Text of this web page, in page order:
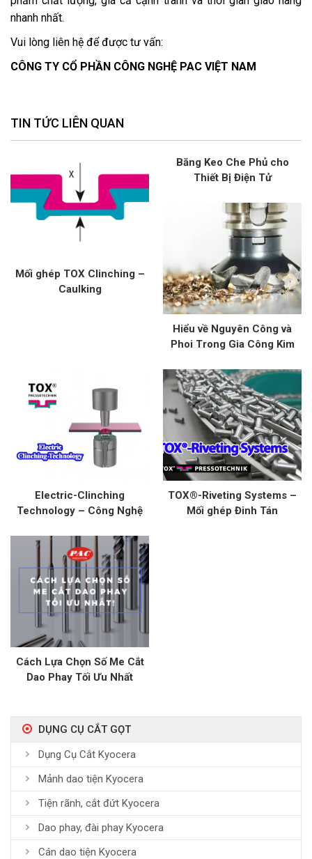
nhanh nhất.
Vui lòng liên hệ để được tư vấn:
CÔNG TY CỔ PHẦN CÔNG NGHỆ PAC VIỆT NAM
TIN TỨC LIÊN QUAN
Mối ghép TOX Clinching –
Caulking
Băng Keo Che Phủ cho
Thiết Bị Điện Tử
Hiểu về Nguyên Công và
Phoi Trong Gia Công Kim
Electric-Clinching
Technology – Công Nghệ
Ngành Điện, Điện Tử
TOX®-Riveting Systems –
Mối ghép Đinh Tán
Cách Lựa Chọn Số Me Cắt
Dao Phay Tối Ưu Nhất
DỤNG CỤ CẮT GỌT
Dụng Cụ Cắt Kyocera
Mảnh dao tiện Kyocera
Tiện rãnh, cắt đứt Kyocera
Dao phay, đài phay Kyocera
Cán dao tiện Kyocera